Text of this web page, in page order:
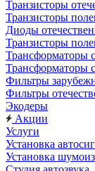
Транзисторы
Транзисторы
Диоды
Транзисторы
Трансформаторы
Трансформаторы
Фильтры
Фильтры
Экодеры
Акции
Услуги
Установка
Установка